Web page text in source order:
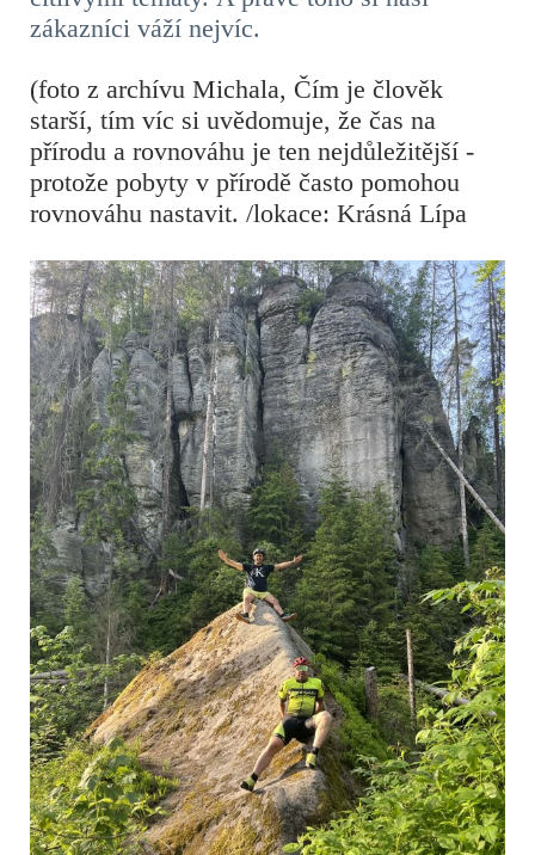
zákazníci váží nejvíc.
(foto z archívu Michala, Čím je člověk
starší, tím víc si uvědomuje, že čas na
přírodu a rovnováhu je ten nejdůležitější -
protože pobyty v přírodě často pomohou
rovnováhu nastavit. /lokace: Krásná Lípa